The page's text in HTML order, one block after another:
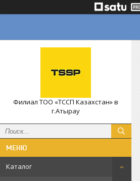
Филиал ТОО «ТССП Казахстан» в
г.Атырау
Каталог